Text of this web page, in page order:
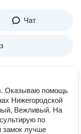
Чат
Оказываю помощь
Нижегородской
Вежливый. На
по
замок лучше